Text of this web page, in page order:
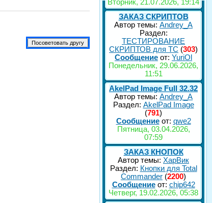
Вторник, 21.07.2026, 19:14
ЗАКАЗ СКРИПТОВ
Автор темы: Andrey_A
Раздел:
ТЕСТИРОВАНИЕ
СКРИПТОВ для TC (303)
Сообщение от: YuriOl
Понедельник, 29.06.2026,
11:51
AkelPad Image Full 32.32
Автор темы: Andrey_A
Раздел: AkelPad Image
(791)
Сообщениеот: qwe2
Пятница, 03.04.2026,
07:59
ЗАКАЗ КНОПОК
Автор темы: ХарВик
Раздел: Кнопки для Total
Commander (2200)
Сообщениеот: chip642
Четверг, 19.02.2026, 05:38